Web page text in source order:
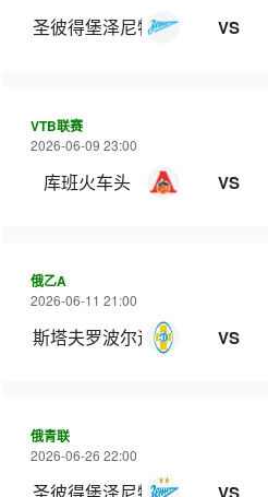
圣彼得堡泽尼特 VS
VTB联赛
2026-06-09 23:00
库班火车头 VS
俄乙A
2026-06-11 21:00
斯塔夫罗波尔迪纳摩 VS
俄青联
2026-06-26 22:00